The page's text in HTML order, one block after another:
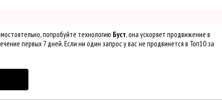
попробуйте технологию Буст, она ускоряет продвижение в
первых 7 дней. Если ни один запрос у вас не продвинется в Топ10 за